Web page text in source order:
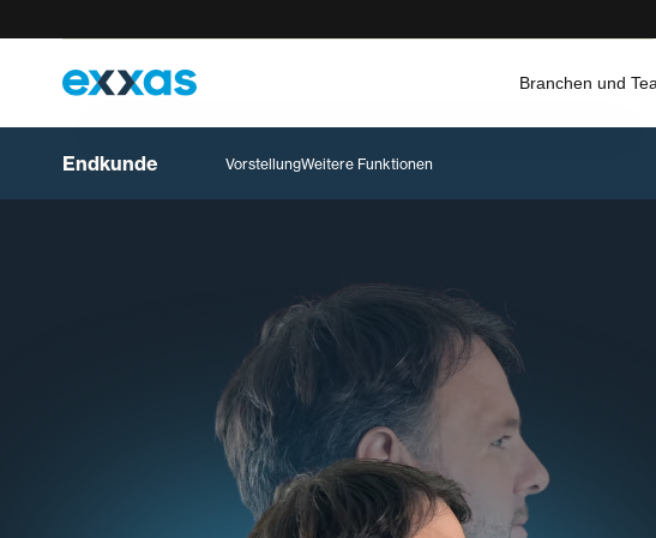
Wähle dein Land
Deutschland
DeutschEnglish
Frankreich
FrançaisEnglish
Deutsch English
Deutsch (CH)
Français
Branchen und
Endkunde VorstellungWeitere Funktionen